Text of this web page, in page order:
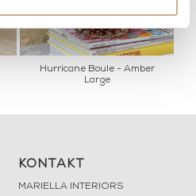
Hurricane Boule - Amber
Large
KONTAKT
MARIELLA INTERIORS